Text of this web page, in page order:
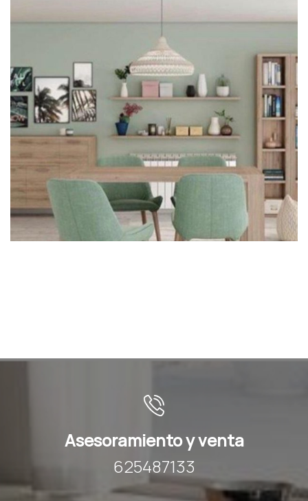
Asesoramiento y venta
625487133